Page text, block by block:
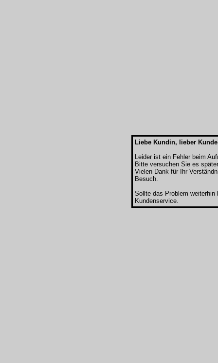
Liebe Kundin, lieber
Leider ist ein Fehler beim
Bitte versuchen Sie es
Vielen Dank für Ihr
Besuch.
Sollte das Problem
Kundenservice.